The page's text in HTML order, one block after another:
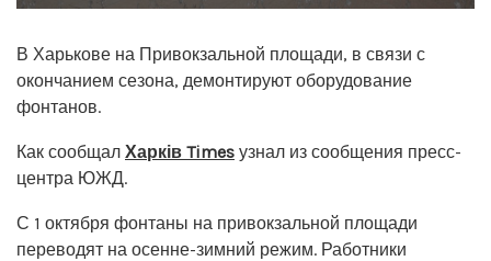
В Харькове на Привокзальной площади, в связи с
окончанием сезона, демонтируют оборудование
фонтанов.
Как сообщал Харків Times узнал из сообщения пресс-
центра ЮЖД.
С 1 октября фонтаны на привокзальной площади
переводят на осенне-зимний режим. Работники